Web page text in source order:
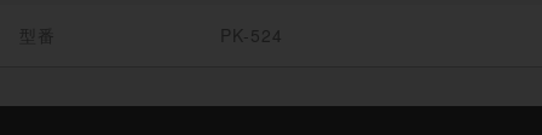
型番 PK-524